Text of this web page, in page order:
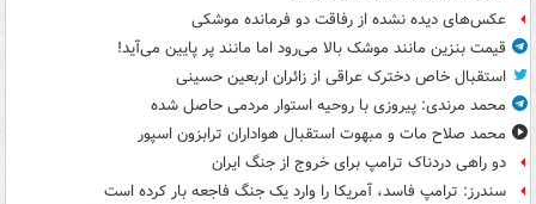
عکس‌های دیده نشده از رفاقت دو فرمانده‌ موشکی
قیمت بنزین مانند موشک بالا می‌رود اما مانند پر پایین می‌آید!
استقبال خاص دخترک عراقی از زائران اربعین حسینی
محمد مرندی: پیروزی با روحیه استوار مردمی حاصل شده
محمد صلاح مات و مبهوت استقبال هواداران ترابزون اسپور
دو راهی دردناک ترامپ برای خروج از جنگ ایران
سندرز: ترامپ فاسد، آمریکا را وارد یک جنگ فاجعه بار کرده است